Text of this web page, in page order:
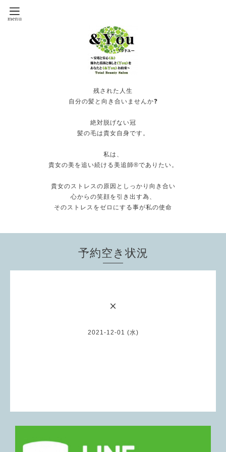
残された人生
自分の髪と向き合いませんか❓
絶対脱げない冠
髪の毛は貴女自身です。
私は、
貴女の美を追い続ける美追師®️でありたい。
貴女のストレスの原因としっかり向き合い
心からの笑顔を引き出す為、
そのストレスをゼロにする事が私の使命
予約空き状況
×
2021-12-01 (水)